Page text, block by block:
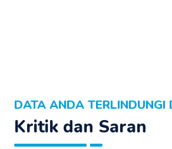
DATA ANDA TERLINDUNGI
Kritik dan Saran